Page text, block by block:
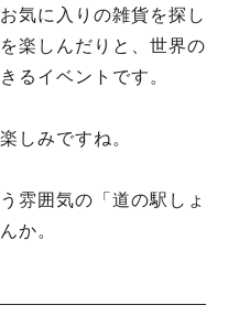
気に入りの雑貨を探し
楽しんだりと、世界の
るイベントです。
しみですね。
雰囲気の「道の駅しょ
か。